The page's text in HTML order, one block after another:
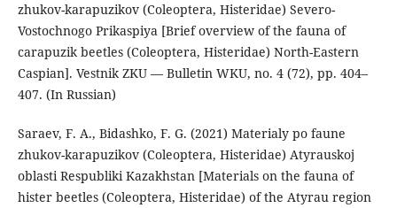
zhukov-karapuzikov (Coleoptera, Histeridae) Severo-
Vostochnogo Prikaspiya [Brief overview of the fauna of
carapuzik beetles (Coleoptera, Histeridae) North-Eastern
Caspian]. Vestnik ZKU — Bulletin WKU, no. 4 (72), pp. 404–
407. (In Russian)
Saraev, F. A., Bidashko, F. G. (2021) Materialy po faune
zhukov-karapuzikov (Coleoptera, Histeridae) Atyrauskoj
oblasti Respubliki Kazakhstan [Materials on the fauna of
hister beetles (Coleoptera, Histeridae) of the Atyrau region